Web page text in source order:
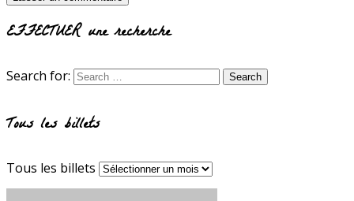
EFFECTUER une recherche
Search for:
Tous les billets
Tous les billets